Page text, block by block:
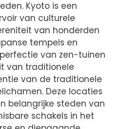
Kyoto is een
van culturele
van honderden
tempels en
van zen-tuinen
van traditionele
van de traditionele
Deze locaties
belangrijke steden van
schakels in het